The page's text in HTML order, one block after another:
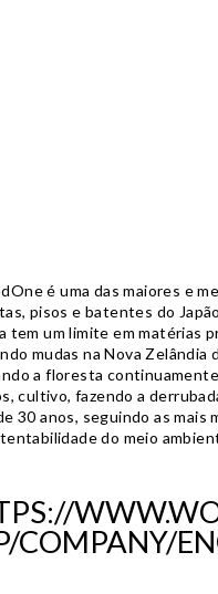
é uma das maiores e
pisos e batentes do
tem um limite em matérias
mudas na Nova Zelândia
a floresta
cultivo, fazendo a
30 anos, seguindo as mais
do meio
COMPANY/